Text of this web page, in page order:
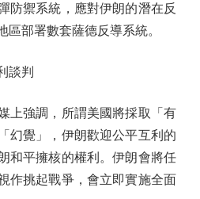
防禦系統，應對伊朗的潛在反
區部署數套薩德反導系統。
談判
強調，所謂美國將採取「有
幻覺」，伊朗歡迎公平互利的
和平擁核的權利。伊朗會將任
作挑起戰爭，會立即實施全面